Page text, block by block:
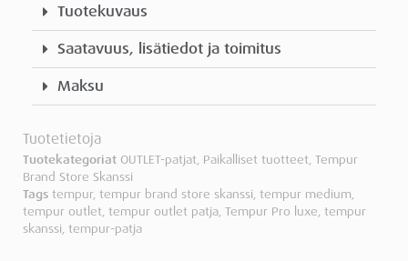
Tuotekuvaus
Saatavuus, lisätiedot ja toimitus
Maksu
Tuotetietoja
Tuotekategoriat OUTLET-patjat, Paikalliset tuotteet, Tempur
Brand Store Skanssi
Tags tempur, tempur brand store skanssi, tempur medium,
tempur outlet, tempur outlet patja, Tempur Pro luxe, tempur
skanssi, tempur-patja